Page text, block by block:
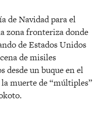
de Navidad para el
zona fronteriza donde
de Estados Unidos
de misiles
desde un buque en el
muerte de “múltiples”